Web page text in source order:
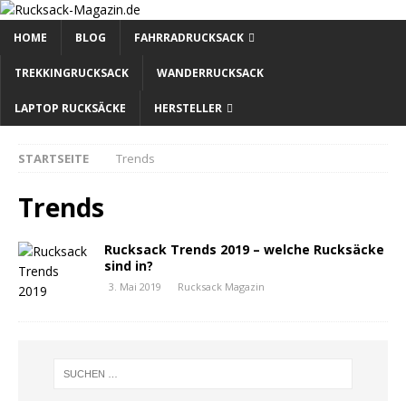
HOME BLOG FAHRRADRUCKSACK
TREKKINGRUCKSACK WANDERRUCKSACK
LAPTOP RUCKSÄCKE HERSTELLER
STARTSEITE Trends
Trends
Rucksack Trends 2019 – welche Rucksäcke
sind in?
3. Mai 2019 Rucksack Magazin